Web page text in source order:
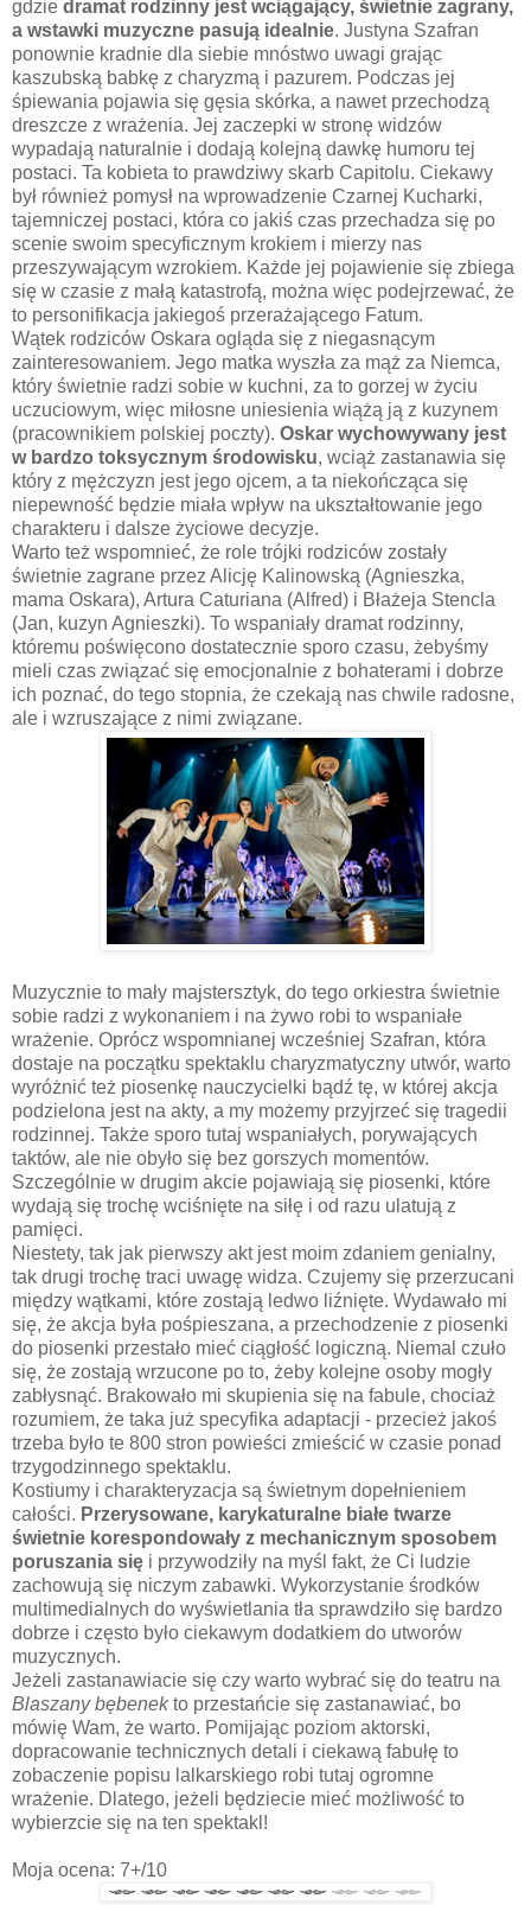
gdzie dramat rodzinny jest wciągający, świetnie zagrany,
a wstawki muzyczne pasują idealnie. Justyna Szafran
ponownie kradnie dla siebie mnóstwo uwagi grając
kaszubską babkę z charyzmą i pazurem. Podczas jej
śpiewania pojawia się gęsia skórka, a nawet przechodzą
dreszcze z wrażenia. Jej zaczepki w stronę widzów
wypadają naturalnie i dodają kolejną dawkę humoru tej
postaci. Ta kobieta to prawdziwy skarb Capitolu. Ciekawy
był również pomysł na wprowadzenie Czarnej Kucharki,
tajemniczej postaci, która co jakiś czas przechadza się po
scenie swoim specyficznym krokiem i mierzy nas
przeszywającym wzrokiem. Każde jej pojawienie się zbiega
się w czasie z małą katastrofą, można więc podejrzewać, że
to personifikacja jakiegoś przerażającego Fatum.
Wątek rodziców Oskara ogląda się z niegasnącym
zainteresowaniem. Jego matka wyszła za mąż za Niemca,
który świetnie radzi sobie w kuchni, za to gorzej w życiu
uczuciowym, więc miłosne uniesienia wiążą ją z kuzynem
(pracownikiem polskiej poczty). Oskar wychowywany jest
w bardzo toksycznym środowisku, wciąż zastanawia się
który z mężczyzn jest jego ojcem, a ta niekończąca się
niepewność będzie miała wpływ na ukształtowanie jego
charakteru i dalsze życiowe decyzje.
Warto też wspomnieć, że role trójki rodziców zostały
świetnie zagrane przez Alicję Kalinowską (Agnieszka,
mama Oskara), Artura Caturiana (Alfred) i Błażeja Stencla
(Jan, kuzyn Agnieszki). To wspaniały dramat rodzinny,
któremu poświęcono dostatecznie sporo czasu, żebyśmy
mieli czas związać się emocjonalnie z bohaterami i dobrze
ich poznać, do tego stopnia, że czekają nas chwile radosne,
ale i wzruszające z nimi związane.
Muzycznie to mały majstersztyk, do tego orkiestra świetnie
sobie radzi z wykonaniem i na żywo robi to wspaniałe
wrażenie. Oprócz wspomnianej wcześniej Szafran, która
dostaje na początku spektaklu charyzmatyczny utwór, warto
wyróżnić też piosenkę nauczycielki bądź tę, w której akcja
podzielona jest na akty, a my możemy przyjrzeć się tragedii
rodzinnej. Także sporo tutaj wspaniałych, porywających
taktów, ale nie obyło się bez gorszych momentów.
Szczególnie w drugim akcie pojawiają się piosenki, które
wydają się trochę wciśnięte na siłę i od razu ulatują z
pamięci.
Niestety, tak jak pierwszy akt jest moim zdaniem genialny,
tak drugi trochę traci uwagę widza. Czujemy się przerzucani
między wątkami, które zostają ledwo liźnięte. Wydawało mi
się, że akcja była pośpieszana, a przechodzenie z piosenki
do piosenki przestało mieć ciągłość logiczną. Niemal czuło
się, że zostają wrzucone po to, żeby kolejne osoby mogły
zabłysnąć. Brakowało mi skupienia się na fabule, chociaż
rozumiem, że taka już specyfika adaptacji - przecież jakoś
trzeba było te 800 stron powieści zmieścić w czasie ponad
trzygodzinnego spektaklu.
Kostiumy i charakteryzacja są świetnym dopełnieniem
całości. Przerysowane, karykaturalne białe twarze
świetnie korespondowały z mechanicznym sposobem
poruszania się i przywodziły na myśl fakt, że Ci ludzie
zachowują się niczym zabawki. Wykorzystanie środków
multimedialnych do wyświetlania tła sprawdziło się bardzo
dobrze i często było ciekawym dodatkiem do utworów
muzycznych.
Jeżeli zastanawiacie się czy warto wybrać się do teatru na
Blaszany bębenekto przestańcie się zastanawiać, bo
mówię Wam, że warto. Pomijając poziom aktorski,
dopracowanie technicznych detali i ciekawą fabułę to
zobaczenie popisu lalkarskiego robi tutaj ogromne
wrażenie. Dlatego, jeżeli będziecie mieć możliwość to
wybierzcie się na ten spektakl!
Moja ocena: 7+/10